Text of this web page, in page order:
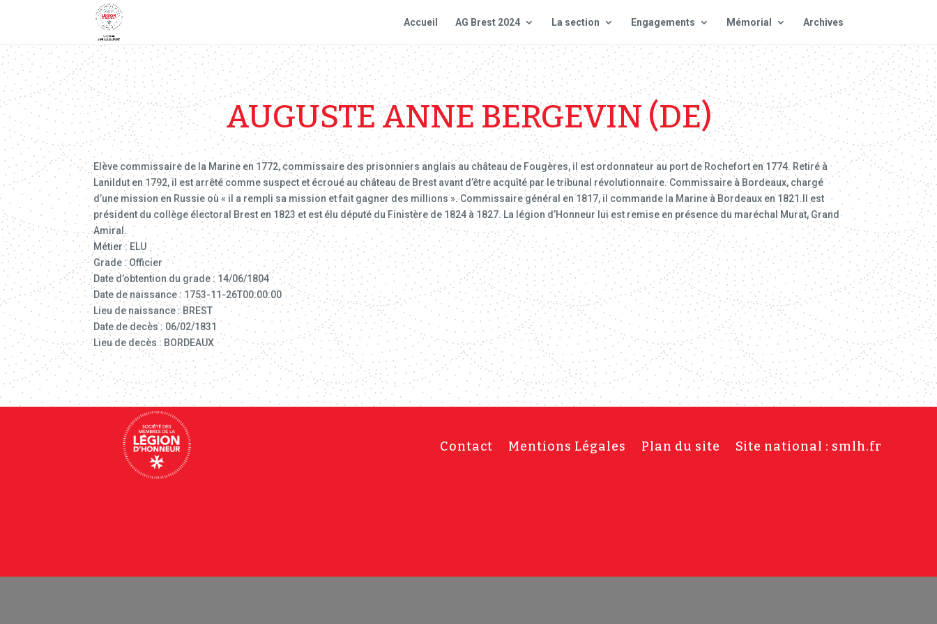
Accueil AG Brest 2024 La section Engagements Mémorial Archives
AUGUSTE ANNE BERGEVIN (DE)
Elève commissaire de la Marine en 1772, commissaire des prisonniers anglais au château de Fougères, il est ordonnateur au port de Rochefort en 1774. Retiré à
Lanildut en 1792, il est arrêté comme suspect et écroué au château de Brest avant d’être acquîté par le tribunal révolutionnaire. Commissaire à Bordeaux, chargé
d’une mission en Russie où « il a rempli sa mission et fait gagner des millions ». Commissaire général en 1817, il commande la Marine à Bordeaux en 1821.Il est
président du collège électoral Brest en 1823 et est élu député du Finistère de 1824 à 1827. La légion d’Honneur lui est remise en présence du maréchal Murat, Grand
Amiral.
Métier : ELU
Grade : Officier
Date d’obtention du grade : 14/06/1804
Date de naissance : 1753-11-26T00:00:00
Lieu de naissance : BREST
Date de decès : 06/02/1831
Lieu de decès : BORDEAUX
Contact Mentions Légales Plan du site Site national : smlh.fr